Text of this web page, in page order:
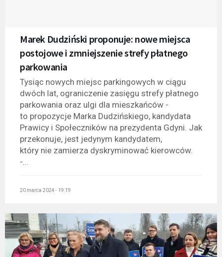
Marek Dudziński proponuje: nowe miejsca
postojowe i zmniejszenie strefy płatnego
parkowania
Tysiąc nowych miejsc parkingowych w ciągu
dwóch lat, ograniczenie zasięgu strefy płatnego
parkowania oraz ulgi dla mieszkańców -
to propozycje Marka Dudzińskiego, kandydata
Prawicy i Społeczników na prezydenta Gdyni. Jak
przekonuje, jest jedynym kandydatem,
który nie zamierza dyskryminować kierowców.
-...
20 marca 2024 - 19:19